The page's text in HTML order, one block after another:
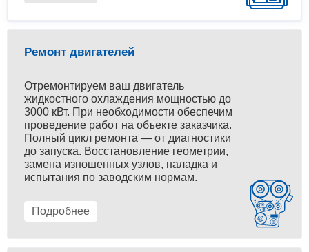
Ремонт двигателей
Отремонтируем ваш двигатель
жидкостного охлаждения мощностью до
3000 кВт. При необходимости обеспечим
проведение работ на объекте заказчика.
Полный цикл ремонта — от диагностики
до запуска. Восстановление геометрии,
замена изношенных узлов, наладка и
испытания по заводским нормам.
Подробнее